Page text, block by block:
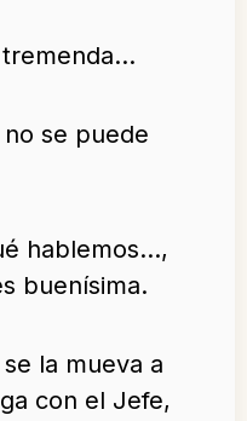
tremenda…
se puede
hablemos…,
buenísima.
la mueva a
con el Jefe,